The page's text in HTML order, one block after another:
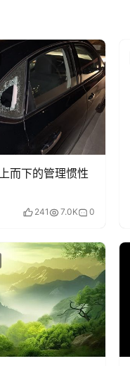
而下的管理惯性
241 7.0K 0